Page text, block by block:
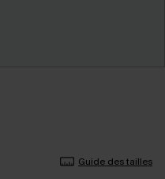
Guide des tailles